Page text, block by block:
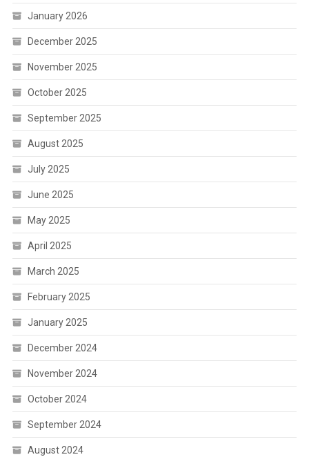
January 2026
December 2025
November 2025
October 2025
September 2025
August 2025
July 2025
June 2025
May 2025
April 2025
March 2025
February 2025
January 2025
December 2024
November 2024
October 2024
September 2024
August 2024